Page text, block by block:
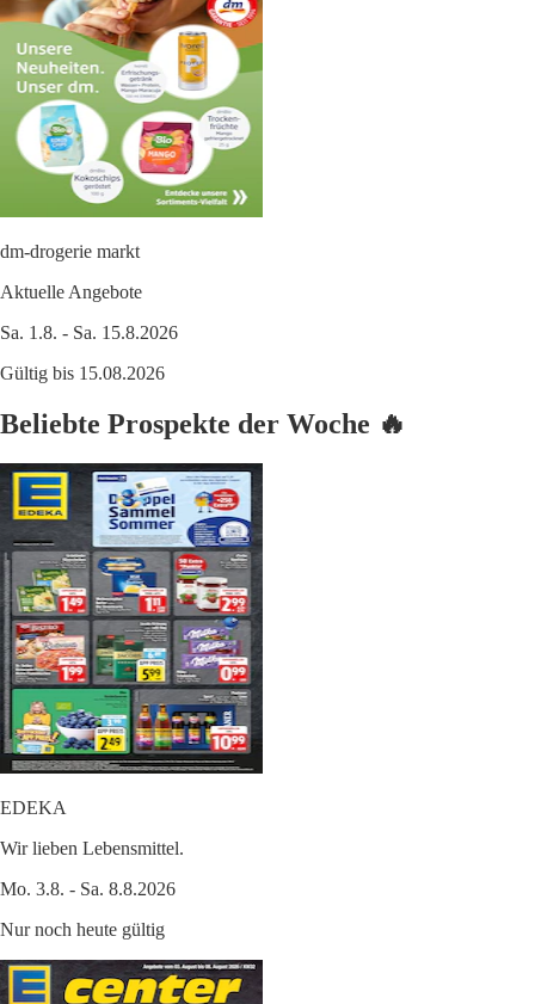
dm-drogerie markt
Aktuelle Angebote
Sa. 1.8. - Sa. 15.8.2026
Gültig bis 15.08.2026
Beliebte Prospekte der Woche 🔥
EDEKA
Wir lieben Lebensmittel.
Mo. 3.8. - Sa. 8.8.2026
Nur noch heute gültig